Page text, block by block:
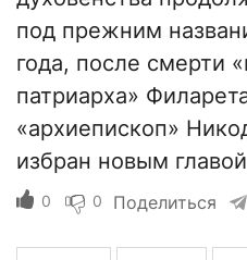
под прежним
года, после смерти
патриарха»
«архиепископ»
избран новым
0 0 Поделиться